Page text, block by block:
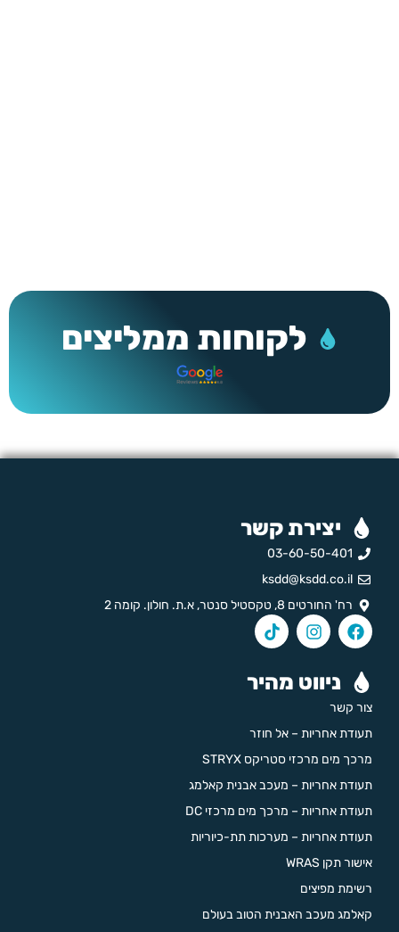
לקוחות ממליצים
יצירת קשר
03-60-50-401
ksdd@ksdd.co.il
רח' החורטים 8, טקסטיל סנטר, א.ת. חולון. קומה 2
ניווט מהיר
צור קשר
תעודת אחריות – אל חוזר
מרכך מים מרכזי סטריקס STRYX
תעודת אחריות – מעכב אבנית קאלמג
תעודת אחריות – מרכך מים מרכזי DC
תעודת אחריות – מערכות תת-כיוריות
אישור תקן WRAS
רשימת מפיצים
קאלמג מעכב האבנית הטוב בעולם